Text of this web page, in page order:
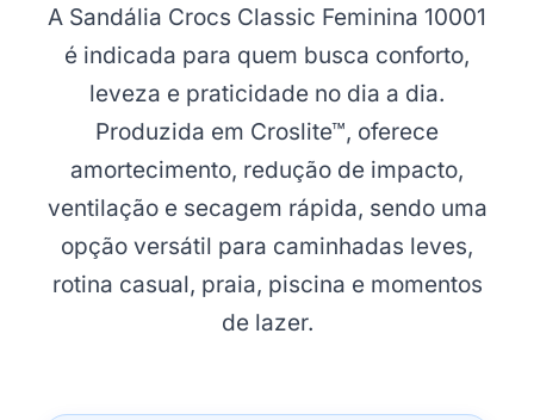
A Sandália Crocs Classic Feminina 10001
é indicada para quem busca conforto,
leveza e praticidade no dia a dia.
Produzida em Croslite™, oferece
amortecimento, redução de impacto,
ventilação e secagem rápida, sendo uma
opção versátil para caminhadas leves,
rotina casual, praia, piscina e momentos
de lazer.